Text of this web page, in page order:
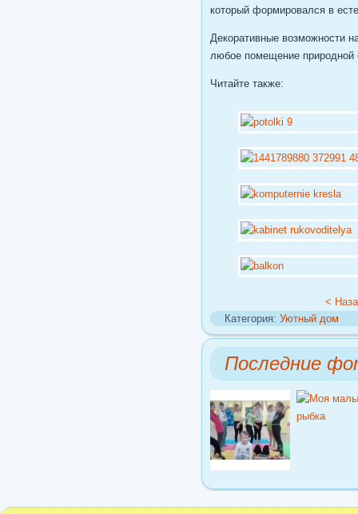
который формировался в
Декоративные возможности
любое помещение природной
Читайте также:
<
Категория: Уютный дом
Последние